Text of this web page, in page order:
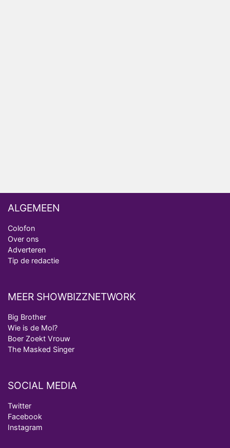
ALGEMEEN
Colofon
Over ons
Adverteren
Tip de redactie
MEER SHOWBIZZNETWORK
Big Brother
Wie is de Mol?
Boer Zoekt Vrouw
The Masked Singer
SOCIAL MEDIA
Twitter
Facebook
Instagram